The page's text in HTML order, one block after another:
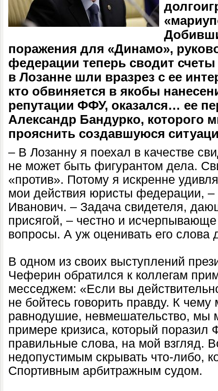
поражения для «Динамо»,
федерации теперь сводит
в Лозанне шли вразрез с ее
кто обвиняется в якобы
репутации ФФУ, оказался… ее
Александр Бандурко, которого
прояснить создавшуюся
– В Лозанну я поехал в качестве
не может быть фигурантом дела.
«против». Потому я искренне
мои действия юристы федерации, –
Иванович. – Задача свидетеля,
присягой, – честно и
вопросы. А уж оценивать его слова
В одном из своих выступлений
Чеферин обратился к коллегам
месседжем: «Если вы
не бойтесь говорить правду. К чему
равнодушие, невмешательство, мы
примере кризиса, который
правильные слова, на мой взгляд.
недопустимым скрывать что-либо,
Спортивным арбитражным судом.